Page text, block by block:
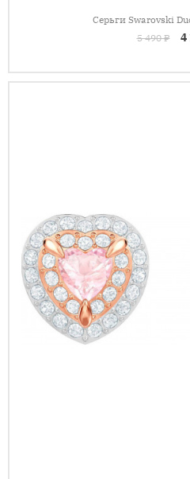
Серьги Swarovski
5 490 ₽
4